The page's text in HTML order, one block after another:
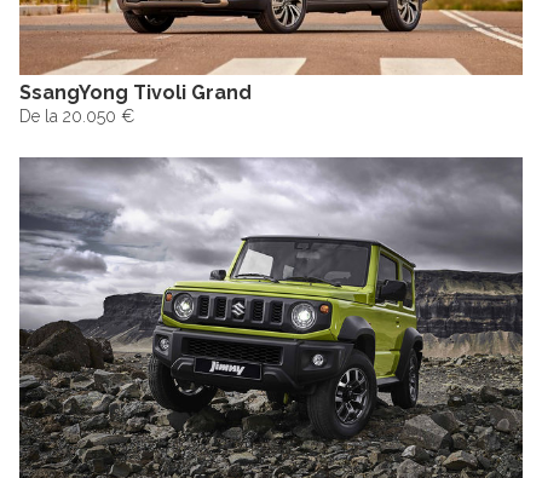
SsangYong Tivoli Grand
De la 20.050 €